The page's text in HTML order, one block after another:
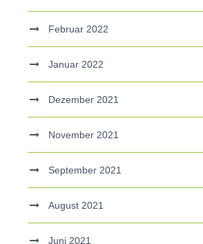
Februar 2022
Januar 2022
Dezember 2021
November 2021
September 2021
August 2021
Juni 2021